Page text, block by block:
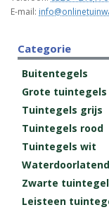
Categorie
Buitentegels
Grote tuintegels
Tuintegels grijs
Tuintegels rood
Tuintegels wit
Zwarte
Leisteen
E-mail: